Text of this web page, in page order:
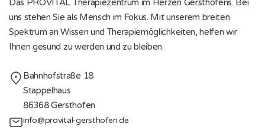
Das PROVITAL Therapiezentrum im Herzen Gersthofens. Bei
uns stehen Sie als Mensch im Fokus. Mit unserem breiten
Spektrum an Wissen und Therapiemöglichkeiten, helfen wir
Ihnen gesund zu werden und zu bleiben.
Bahnhofstraße 18
Stappelhaus
86368 Gersthofen
info@provital-gersthofen.de